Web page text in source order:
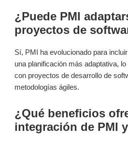
¿Puede PMI
proyectos de
Sí, PMI ha evolucionado para
una planificación más adaptativa,
con proyectos de desarrollo de
metodologías ágiles.
¿Qué beneficios
integración de PMI